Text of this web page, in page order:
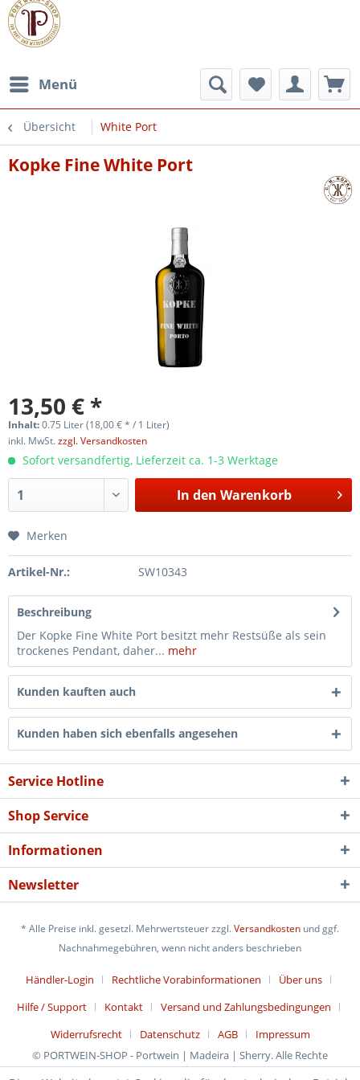
Menü
Übersicht White Port
Kopke Fine White Port
13,50 € *
Inhalt:0.75 Liter (18,00 € * / 1 Liter)
inkl. MwSt.zzgl. Versandkosten
Sofort versandfertig, Lieferzeit ca. 1-3 Werktage
In den Warenkorb
Merken
Artikel-Nr.: SW10343
Beschreibung
Der Kopke Fine White Port besitzt mehr Restsüße als sein
trockenes Pendant, daher... mehr
Kunden kauften auch
Kunden haben sich ebenfalls angesehen
Service Hotline
Shop Service
Informationen
Newsletter
* Alle Preise inkl. gesetzl. Mehrwertsteuer zzgl.Versandkosten und ggf.
Nachnahmegebühren, wenn nicht anders beschrieben
Händler-Login Rechtliche Vorabinformationen
Über uns
Hilfe / Support
Kontakt
Versand und Zahlungsbedingungen
Widerrufsrecht
Datenschutz AGB
Impressum
© PORTWEIN-SHOP - Portwein | Madeira | Sherry. Alle Rechte
reserviert.